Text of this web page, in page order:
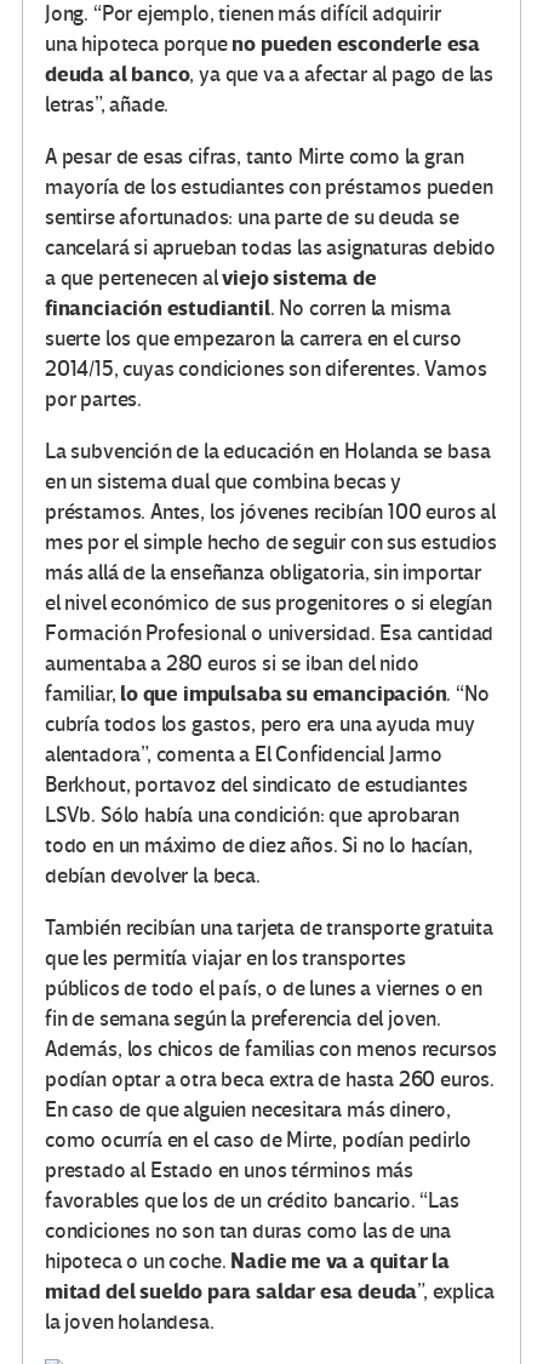
Jong. “Por ejemplo, tienen más difícil adquirir
una hipoteca porqueno pueden esconderle esa
deuda al banco, ya que va a afectar al pago de las
letras”, añade.
A pesar de esas cifras, tanto Mirte como la gran
mayoría de los estudiantes con préstamos pueden
sentirse afortunados: una parte de su deuda se
cancelará si aprueban todas las asignaturas debido
a que pertenecen alviejo sistema de
financiación estudiantil. No corren la misma
suerte los que empezaron la carrera en el curso
2014/15, cuyas condiciones son diferentes. Vamos
por partes.
La subvención de la educación en Holanda se basa
en un sistema dual que combina becas y
préstamos. Antes, los jóvenes recibían 100 euros al
mes por el simple hecho de seguir con sus estudios
más allá de la enseñanza obligatoria, sin importar
el nivel económico de sus progenitores o si elegían
Formación Profesional o universidad. Esa cantidad
aumentaba a 280 euros si se iban del nido
familiar, lo que impulsaba su emancipación. “No
cubría todos los gastos, pero era una ayuda muy
alentadora”, comenta a El Confidencial Jarmo
Berkhout, portavoz del sindicato de estudiantes
LSVb. Sólo había una condición: que aprobaran
todo en un máximo de diez años. Si no lo hacían,
debían devolver la beca.
También recibían una tarjeta de transporte gratuita
que les permitía viajar en los transportes
públicos de todo el país, o de lunes a viernes o en
fin de semana según la preferencia del joven.
Además, los chicos de familias con menos recursos
podían optar a otra beca extra de hasta 260 euros.
En caso de que alguien necesitara más dinero,
como ocurría en el caso de Mirte, podían pedirlo
prestado al Estado en unos términos más
favorables que los de un crédito bancario. “Las
condiciones no son tan duras como las de una
hipoteca o un coche. Nadie me va a quitar la
mitad del sueldo para saldar esa deuda”, explica
la joven holandesa.